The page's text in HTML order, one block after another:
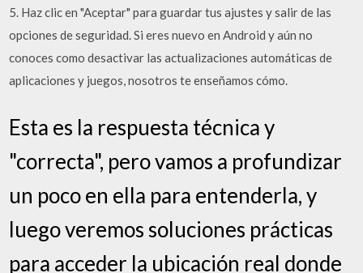
5. Haz clic en "Aceptar" para guardar tus ajustes y salir de las
opciones de seguridad. Si eres nuevo en Android y aún no
conoces como desactivar las actualizaciones automáticas de
aplicaciones y juegos, nosotros te enseñamos cómo.
Esta es la respuesta técnica y
"correcta", pero vamos a profundizar
un poco en ella para entenderla, y
luego veremos soluciones prácticas
para acceder la ubicación real donde